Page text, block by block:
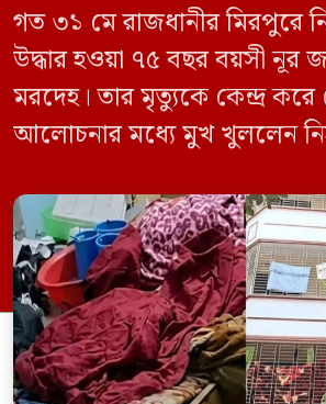
গত ৩১ মে রাজধানীর মিরপুরে
উদ্ধার হওয়া ৭৫ বছর বয়সী নূর
মরদেহ। তার মৃত্যুকে কেন্দ্র
আলোচনার মধ্যে মুখ খুললেন
(বুয়েট) অধ্যাপক একেএম
তিনি পরিবারের বিরুদ্ধে ছড়ানো
মিথ্যা বলে দাবি করেছেন।
গণমাধ্যমে দেওয়া বক্তব্যে